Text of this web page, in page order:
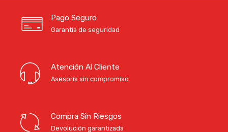
Pago Seguro
Garantía de seguridad
Atención Al Cliente
Asesoría sin compromiso
Compra Sin Riesgos
Devolución garantizada